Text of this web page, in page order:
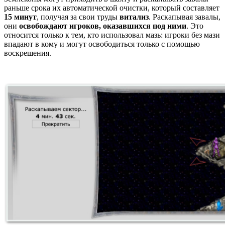
раньше срока их автоматической очистки, который составляет
15 минут, получая за свои труды витализ. Раскапывая завалы,
они освобождают игроков, оказавшихся под ними. Это
относится только к тем, кто использовал мазь: игроки без мази
впадают в кому и могут освободиться только с помощью
воскрешения.